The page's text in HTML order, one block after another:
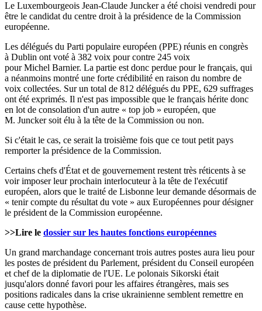
Le Luxembourgeois Jean-Claude Juncker a été choisi vendredi pour
être le candidat du centre droit à la présidence de la Commission
européenne.
Les délégués du Parti populaire européen (PPE) réunis en congrès
à Dublin ont voté à 382 voix pour contre 245 voix
pour Michel Barnier. La partie est donc perdue pour le français, qui
a néanmoins montré une forte crédibilité en raison du nombre de
voix collectées. Sur un total de 812 délégués du PPE, 629 suffrages
ont été exprimés. Il n'est pas impossible que le français hérite donc
en lot de consolation d'un autre « top job » européen, que
M. Juncker soit élu à la tête de la Commission ou non.
Si c'était le cas, ce serait la troisième fois que ce tout petit pays
remporter la présidence de la Commission.
Certains chefs d'État et de gouvernement restent très réticents à se
voir imposer leur prochain interlocuteur à la tête de l'exécutif
européen, alors que le traité de Lisbonne leur demande désormais de
« tenir compte du résultat du vote » aux Européennes pour désigner
le président de la Commission européenne.
>>Lire le dossier sur les hautes fonctions européennes
Un grand marchandage concernant trois autres postes aura lieu pour
les postes de président du Parlement, président du Conseil européen
et chef de la diplomatie de l'UE. Le polonais Sikorski était
jusqu'alors donné favori pour les affaires étrangères, mais ses
positions radicales dans la crise ukrainienne semblent remettre en
cause cette hypothèse.